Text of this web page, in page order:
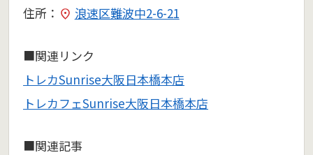
住所： 浪速区難波中2-6-21
■関連リンク
トレカSunrise大阪日本橋本店
トレカフェSunrise大阪日本橋本店
■関連記事